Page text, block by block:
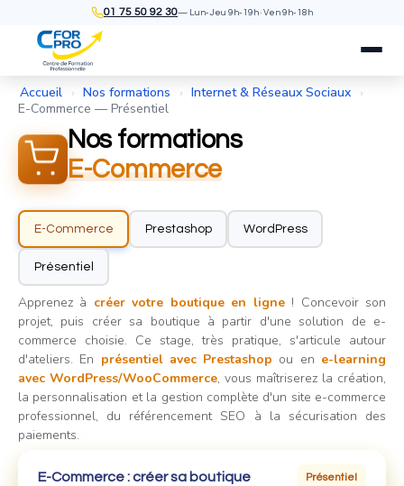
01 75 50 92 30— Lun-Jeu 9h-19h · Ven 9h-18h
Accueil › Nos formations › Internet & Réseaux Sociaux ›
E-Commerce — Présentiel
Nos formations
E-Commerce
E-Commerce Prestashop WordPress
Présentiel
Apprenez à créer votre boutique en ligne! Concevoir son
projet, puis créer sa boutique à partir d'une solution de e-
commerce choisie. Ce stage, très pratique, s'articule autour
d'ateliers. En présentiel avec Prestashop ou en e-learning
avec WordPress/WooCommerce, vous maîtriserez la création,
la personnalisation et la gestion complète d'un site e-commerce
professionnel, du référencement SEO à la sécurisation des
paiements.
E-Commerce : créer sa boutique Présentiel